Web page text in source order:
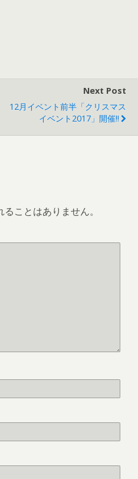
Next Post
12月イベント前半「クリスマス
イベント2017」開催!!
ことはありません。